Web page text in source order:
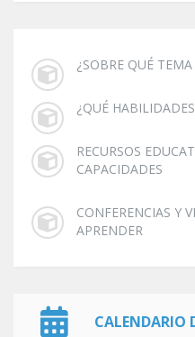
¿SOBRE QUÉ
¿QUÉ
RECURSOS
CAPACIDADES
CONFERENCIAS Y
APRENDER
CALENDARIO